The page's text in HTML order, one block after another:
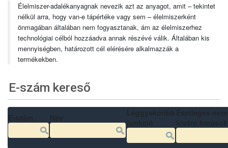
Élelmiszer-adalékanyagnak nevezik azt az anyagot, amit – tekintet
nélkül arra, hogy van-e tápértéke vagy sem – élelmiszerként
önmagában általában nem fogyasztanak, ám az élelmiszerhez
technológiai célból hozzáadva annak részévé válik. Általában kis
mennyiségben, határozott cél elérésére alkalmazzák a
termékekben.
E-szám kereső